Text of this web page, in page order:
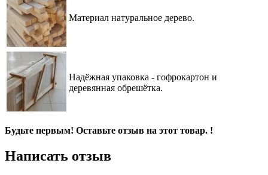
Материал натуральное дерево.
Надёжная упаковка - гофрокартон и
деревянная обрешётка.
Будьте первым! Оставьте отзыв на этот товар. !
Написать отзыв